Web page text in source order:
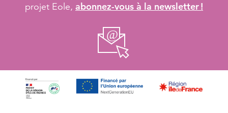
projet Eole, abonnez-vous à la newsletter !